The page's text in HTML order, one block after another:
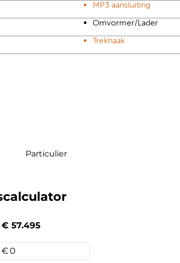
MP3 aansluiting
Omvormer/Lader
Trekhaak